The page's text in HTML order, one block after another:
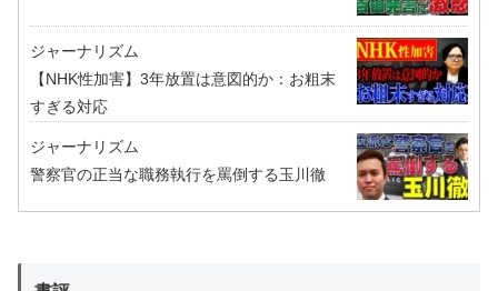
ジャーナリズム
【NHK性加害】3年放置は意図的か：お粗末
すぎる対応
ジャーナリズム
警察官の正当な職務執行を罵倒する玉川徹